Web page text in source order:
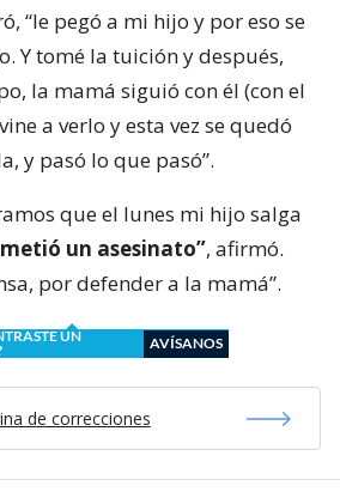
“le pegó a mi hijo y por eso se
Y tomé la tuición y después,
la mamá siguió con él (con el
a verlo y esta vez se quedó
y pasó lo que pasó”.
que el lunes mi hijo salga
un asesinato”, afirmó.
por defender a la mamá”.
UN
AVÍSANOS
de correcciones